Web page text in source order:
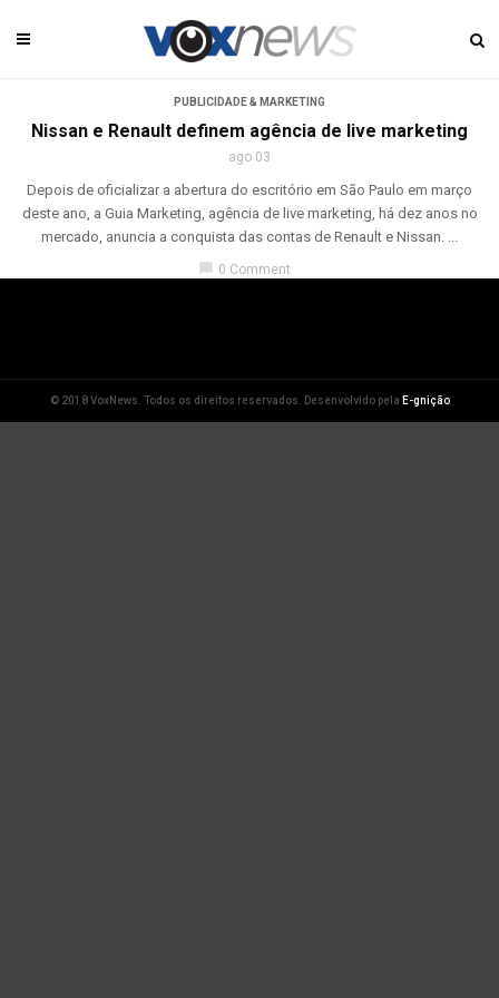
PUBLICIDADE & MARKETING
Nissan e Renault definem agência de live marketing
ago 03
Depois de oficializar a abertura do escritório em São Paulo em março
deste ano, a Guia Marketing, agência de live marketing, há dez anos no
mercado, anuncia a conquista das contas de Renault e Nissan. ...
chat_bubble 0 Comment
© 2018 VoxNews. Todos os direitos reservados. Desenvolvido pela E-gnição